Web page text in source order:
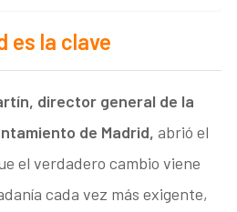
es la clave
director general de la
de Madrid, abrió el
el verdadero cambio viene
cada vez más exigente,